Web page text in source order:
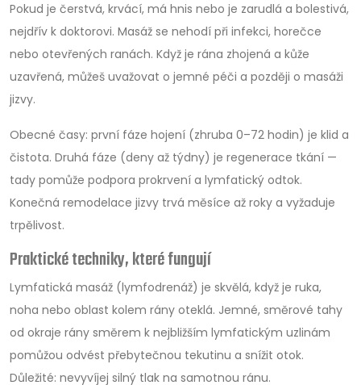
Pokud je čerstvá, krvácí, má hnis nebo je zarudlá a bolestivá,
nejdřív k doktorovi. Masáž se nehodí při infekci, horečce
nebo otevřených ranách. Když je rána zhojená a kůže
uzavřená, můžeš uvažovat o jemné péči a později o masáži
jizvy.
Obecné časy: první fáze hojení (zhruba 0–72 hodin) je klid a
čistota. Druhá fáze (deny až týdny) je regenerace tkání —
tady pomůže podpora prokrvení a lymfatický odtok.
Konečná remodelace jizvy trvá měsíce až roky a vyžaduje
trpělivost.
Praktické techniky, které fungují
Lymfatická masáž (lymfodrenáž) je skvělá, když je ruka,
noha nebo oblast kolem rány oteklá. Jemné, směrové tahy
od okraje rány směrem k nejbližším lymfatickým uzlinám
pomůžou odvést přebytečnou tekutinu a snížit otok.
Důležité: nevyvíjej silný tlak na samotnou ránu.